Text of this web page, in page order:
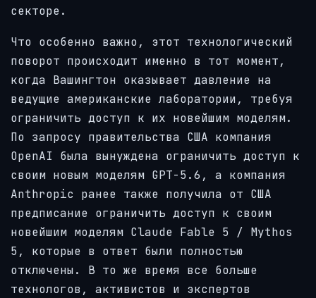
секторе.
Что особенно важно, этот технологический
поворот происходит именно в тот момент,
когда Вашингтон оказывает давление на
ведущие американские лаборатории, требуя
ограничить доступ к их новейшим моделям.
По запросу правительства США компания
OpenAI была вынуждена ограничить доступ к
своим новым моделям GPT-5.6, а компания
Anthropic ранее также получила от США
предписание ограничить доступ к своим
новейшим моделям Claude Fable 5 / Mythos
5, которые в ответ были полностью
отключены. В то же время все больше
технологов, активистов и экспертов